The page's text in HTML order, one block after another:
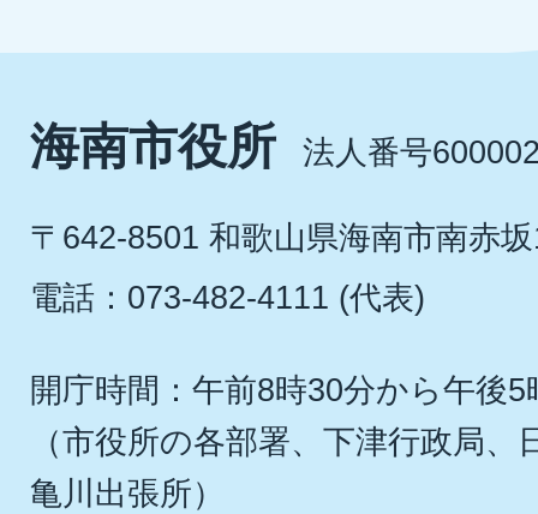
海南市役所 法人番号
〒642-8501 和歌山県海南市南赤
電話：073-482-4111 (代表)
開庁時間：午前8時30分から午後5
（市役所の各部署、下津行政局
亀川出張所）